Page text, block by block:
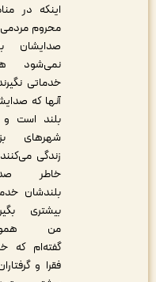
اینکه در مناطق
محروم مردمی که
صدایشان بلند
نمی‌شود هیچ
خدماتی نگیرند و
آنها که صدایشان
بلند است و در
شهرهای بزرگ
زندگی می‌کنند به
خاطر صدای
بلندشان خدمات
بیشتری بگیرند.
من همواره
گفته‌ام که خطر،
فقرا و گرفتاران را